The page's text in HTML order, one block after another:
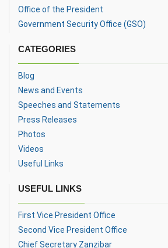
Office of the President
Government Security Office (GSO)
CATEGORIES
Blog
News and Events
Speeches and Statements
Press Releases
Photos
Videos
Useful Links
USEFUL LINKS
First Vice President Office
Second Vice President Office
Chief Secretary Zanzibar